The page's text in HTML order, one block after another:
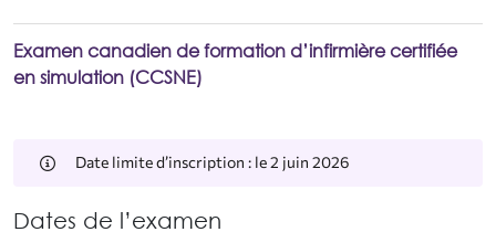
Examen canadien de formation d’infirmière certifiée
en simulation (CCSNE)
Date limite d’inscription : le 2 juin 2026
Dates de l’examen